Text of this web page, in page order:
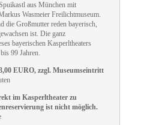
aus München mit
Wasmeier Freilichtmuseum.
die Großmutter reden bayerisch,
ist. Die ganz
bayerischen Kasperltheaters
99 Jahren.
EURO, zzgl. Museumseintritt
im Kasperltheater zu
ist nicht möglich.